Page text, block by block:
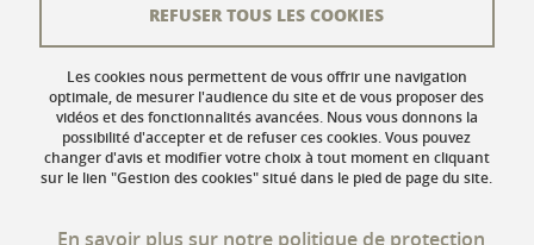
Mentions légales
Données personnelles
Gestion des cookies
Accessibilité : non conforme
Les cookies nous permettent de vous offrir une navigation
optimale, de mesurer l'audience du site et de vous proposer des
vidéos et des fonctionnalités avancées. Nous vous donnons la
possibilité d'accepter et de refuser ces cookies. Vous pouvez
changer d'avis et modifier votre choix à tout moment en cliquant
sur le lien "Gestion des cookies" situé dans le pied de page du site.
En savoir plus sur notre politique de protection
REFUSER TOUS LES COOKIES